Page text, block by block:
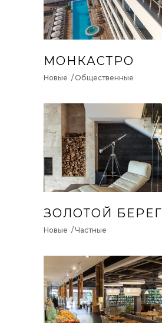
МОНКАСТРО
Новые Общественные
ЗОЛОТОЙ БЕРЕГ
Новые Частные